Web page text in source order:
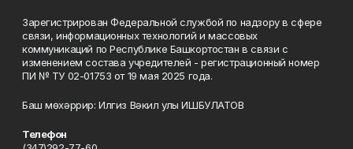
Зарегистрирован Федеральной службой по надзору в сфере
связи, информационных технологий и массовых
коммуникаций по Республике Башкортостан в связи с
изменением состава учредителей - регистрационный номер
ПИ № ТУ 02-01753 от 19 мая 2025 года.
Баш мөхәррир: Илгиз Вәкил улы ИШБУЛАТОВ
Телефон